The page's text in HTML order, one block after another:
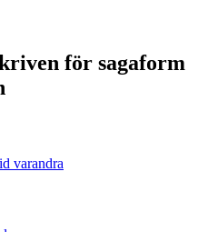
för sagaform
varandra